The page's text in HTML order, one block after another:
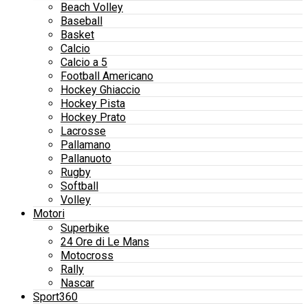
Beach Volley
Baseball
Basket
Calcio
Calcio a 5
Football Americano
Hockey Ghiaccio
Hockey Pista
Hockey Prato
Lacrosse
Pallamano
Pallanuoto
Rugby
Softball
Volley
Motori
Superbike
24 Ore di Le Mans
Motocross
Rally
Nascar
Sport360